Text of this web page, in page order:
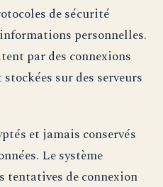
de sécurité
personnelles.
par des connexions
sur des serveurs
et jamais conservés
Le système
tentatives de connexion